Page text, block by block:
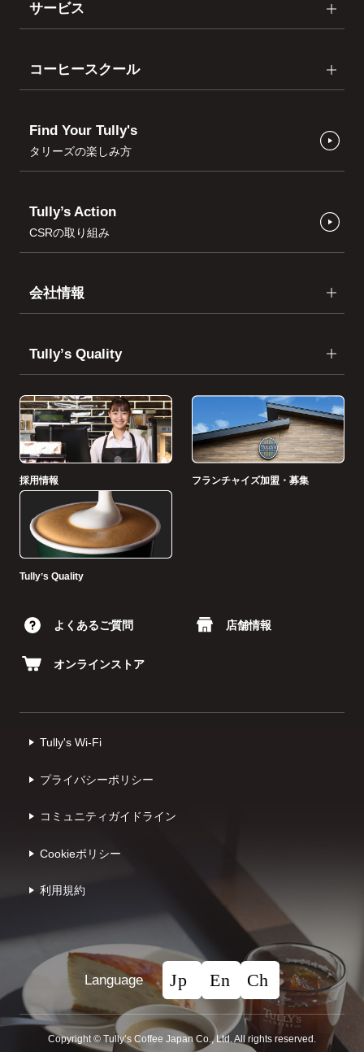
サービス
コーヒースクール
Find Your Tully's
タリーズの楽しみ方
Tully’s Action
CSRの取り組み
会社情報
Tullyʼs Quality
採用情報 フランチャイズ加盟・募集
Tullyʼs Quality
よくあるご質問 店舗情報
オンラインストア
Tully's Wi-Fi
プライバシーポリシー
コミュニティガイドライン
Cookieポリシー
利⽤規約
Language
Copyright © Tullyʼs Coffee Japan Co., Ltd. All rights reserved.